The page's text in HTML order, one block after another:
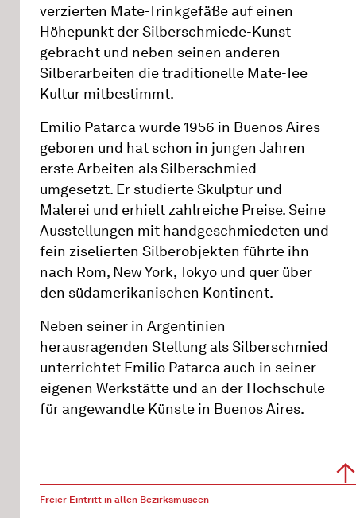
verzierten Mate-Trinkgefäße auf einen
Höhepunkt der Silberschmiede-Kunst
gebracht und neben seinen anderen
Silberarbeiten die traditionelle Mate-Tee
Kultur mitbestimmt.
Emilio Patarca wurde 1956 in Buenos Aires
geboren und hat schon in jungen Jahren
erste Arbeiten als Silberschmied
umgesetzt. Er studierte Skulptur und
Malerei und erhielt zahlreiche Preise. Seine
Ausstellungen mit handgeschmiedeten und
fein ziselierten Silberobjekten führte ihn
nach Rom, New York, Tokyo und quer über
den südamerikanischen Kontinent.
Neben seiner in Argentinien
herausragenden Stellung als Silberschmied
unterrichtet Emilio Patarca auch in seiner
eigenen Werkstätte und an der Hochschule
für angewandte Künste in Buenos Aires.
Freier Eintritt in allen Bezirksmuseen